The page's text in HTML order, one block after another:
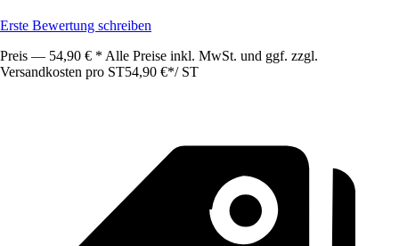
Erste Bewertung schreiben
Preis — 54,90 € * Alle Preise inkl. MwSt. und ggf. zzgl.
Versandkosten pro ST54,90 €*/ ST